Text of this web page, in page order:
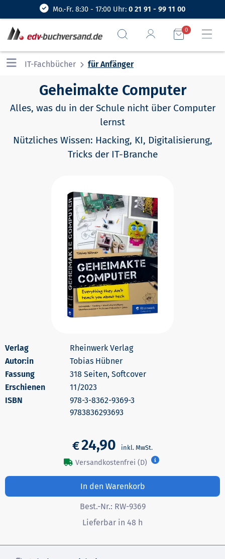
Mo.-Fr. 8:30 - 17:00 Uhr: 0 21 91 - 99 11 00
0
IT-Fachbücher für Anfänger
Geheimakte Computer
Alles, was du in der Schule nicht über Computer
lernst
Nützliches Wissen: Hacking, KI, Digitalisierung,
Tricks der IT-Branche
Rheinwerk Verlag
Autor:in
Tobias Hübner
318 Seiten, Softcover
Erschienen
11/2023
978-3-8362-9369-3
9783836293693
€24,90
Versandkostenfrei (D)
In den Warenkorb
Best.-Nr.: RW-9369
Lieferbar in 48 h